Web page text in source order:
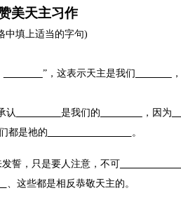
美天主习作
中填上适当的字句)
”，这表示天主是我们 ，
认 是我们的 ，因为
都是祂的 。
誓，只是要人注意，不可
、这些都是相反恭敬天主的。